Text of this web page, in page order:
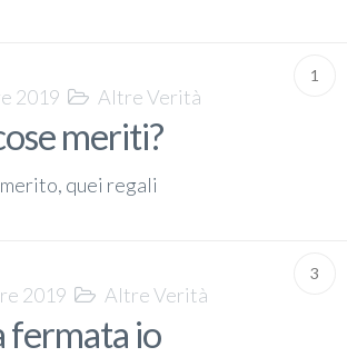
1
2019 Altre Verità
meriti?
quei regali
3
2019 Altre Verità
fermata io